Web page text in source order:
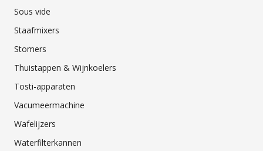
Sous vide
Staafmixers
Stomers
Thuistappen & Wijnkoelers
Tosti-apparaten
Vacumeermachine
Wafelijzers
Waterfilterkannen